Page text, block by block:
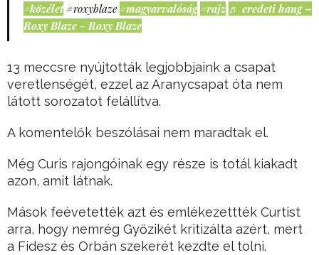
#közélet #roxyblaze #magyarvalóság #rajz ♬ eredeti hang –
Roxy Blaze - Roxy Blaze
13 meccsre nyújtották legjobbjaink a csapat
veretlenségét, ezzel az Aranycsapat óta nem
látott sorozatot felállítva.
A komentelők beszólásai nem maradtak el.
Még Curis rajongóinak egy része is totál kiakadt
azon, amit látnak.
Mások feévetették azt és emlékezettték Curtist
arra, hogy nemrég Győzikét kritizálta azért, mert
a Fidesz és Orbán szekerét kezdte el tolni.